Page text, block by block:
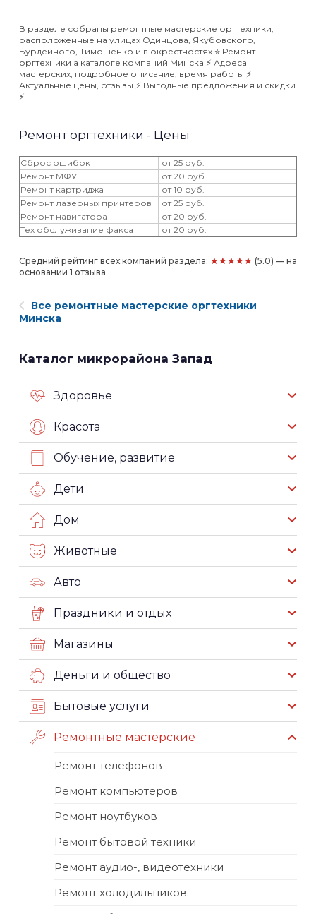
В разделе собраны ремонтные мастерские оргтехники,
расположенные на улицах Одинцова, Якубовского,
Бурдейного, Тимошенко и в окрестностях ⭐️ Ремонт
оргтехники а каталоге компаний Минска ⚡️ Адреса
мастерских, подробное описание, время работы ⚡️
Актуальные цены, отзывы ⚡️ Выгодные предложения и скидки
⚡️
Ремонт оргтехники - Цены
Сброс ошибок
от 25 руб.
Ремонт МФУ
от 20 руб.
Ремонт картриджа
от 10 руб.
Ремонт лазерных принтеров
от 25 руб.
Ремонт навигатора
от 20 руб.
Тех обслуживание факса
от 20 руб.
Средний рейтинг всех компаний раздела: ★★★★★ (5.0) — на
основании 1 отзыва
Все ремонтные мастерские оргтехники
Минска
Каталог микрорайона Запад
Здоровье
Красота
Обучение, развитие
Дети
Дом
Животные
Авто
Праздники и отдых
Магазины
Деньги и общество
Бытовые услуги
Ремонтные мастерские
Ремонт телефонов
Ремонт компьютеров
Ремонт ноутбуков
Ремонт бытовой техники
Ремонт аудио-, видеотехники
Ремонт холодильников